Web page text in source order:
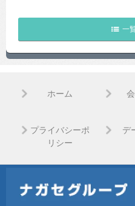
一
ホーム
プライバシーポ
リシー
デ